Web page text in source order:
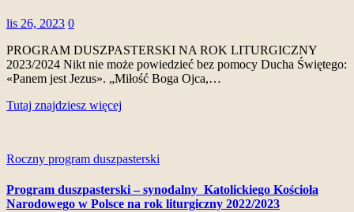
lis 26, 2023 0
PROGRAM DUSZPASTERSKI NA ROK LITURGICZNY
2023/2024 Nikt nie może powiedzieć bez pomocy Ducha Świętego:
«Panem jest Jezus». „Miłość Boga Ojca,…
Tutaj znajdziesz więcej
Roczny program duszpasterski
Program duszpasterski – synodalny Katolickiego Kościoła
Narodowego w Polsce na rok liturgiczny 2022/2023